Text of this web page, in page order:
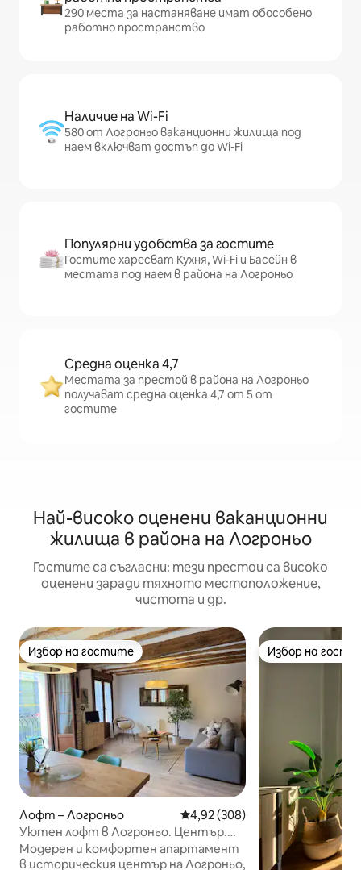
290 места за настаняване имат обособено
работно пространство
Наличие на Wi-Fi
580 от Логроньо ваканционни жилища под
наем включват достъп до Wi-Fi
Популярни удобства за гостите
Гостите харесват Кухня, Wi-Fi и Басейн в
местата под наем в района на Логроньо
Средна оценка 4,7
Местата за престой в района на Логроньо
получават средна оценка 4,7 от 5 от
гостите
Най-високо оценени ваканционни
жилища в района на Логроньо
Гостите са съгласни: тези престои са високо
оценени заради тяхното местоположение,
чистота и др.
Избор на гостите
Избор на гостите
Лофт – Логроньо Средна оценка: 4,92 от 5,
4,92 (308)
Уютен лофт в Логроньо. Център.
Пешеходна зона
Модерен и комфортен апартамент
в историческия център на Логроньо,
Избор на
Избор на